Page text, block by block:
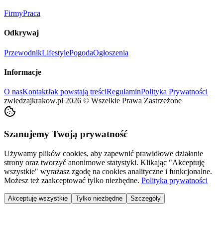
FirmyPraca
Odkrywaj
PrzewodnikLifestylePogodaOgłoszenia
Informacje
O nasKontaktJak powstają treściRegulaminPolityka Prywatności
zwiedzajkrakow.pl 2026 © Wszelkie Prawa Zastrzeżone
Szanujemy Twoją prywatność
Używamy plików cookies, aby zapewnić prawidłowe działanie
strony oraz tworzyć anonimowe statystyki. Klikając "Akceptuję
wszystkie" wyrażasz zgodę na cookies analityczne i funkcjonalne.
Możesz też zaakceptować tylko niezbędne. Polityka prywatności
Akceptuję wszystkie Tylko niezbędne Szczegóły